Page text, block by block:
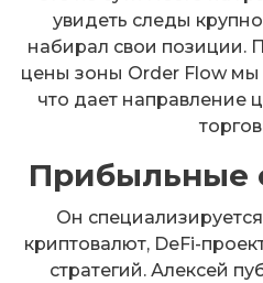
увидеть следы
набирал свои позиции.
цены зоны Order Flow
что дает направление
Прибыльные
Он
криптовалют, DeFi-
стратегий. Алексей